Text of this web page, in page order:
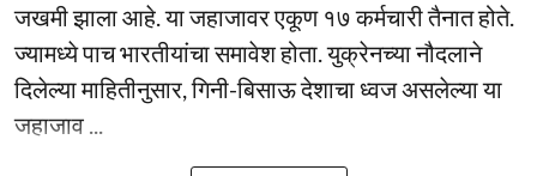
जखमी झाला आहे. या जहाजावर एकूण १७ कर्मचारी तैनात होते.
ज्यामध्ये पाच भारतीयांचा समावेश होता. युक्रेनच्या नौदलाने
दिलेल्या माहितीनुसार, गिनी-बिसाऊ देशाचा ध्वज असलेल्या या
जहाजाव ...